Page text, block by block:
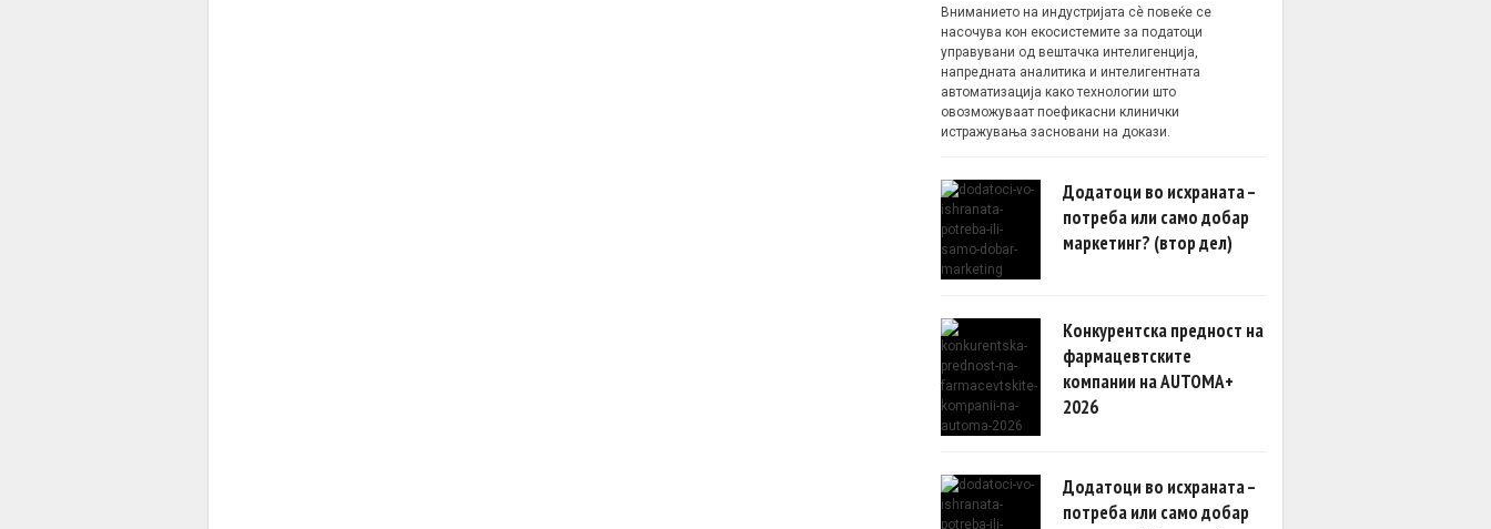
Вниманието на индустријата сè повеќе се
насочува кон екосистемите за податоци
управувани од вештачка интелигенција,
напредната аналитика и интелигентната
автоматизација како технологии што
овозможуваат поефикасни клинички
истражувања засновани на докази.
Додатоци во исхраната –
потреба или само добар
маркетинг? (втор дел)
Конкурентска предност на
фармацевтските
компании на AUTOMA+
2026
Додатоци во исхраната –
потреба или само добар